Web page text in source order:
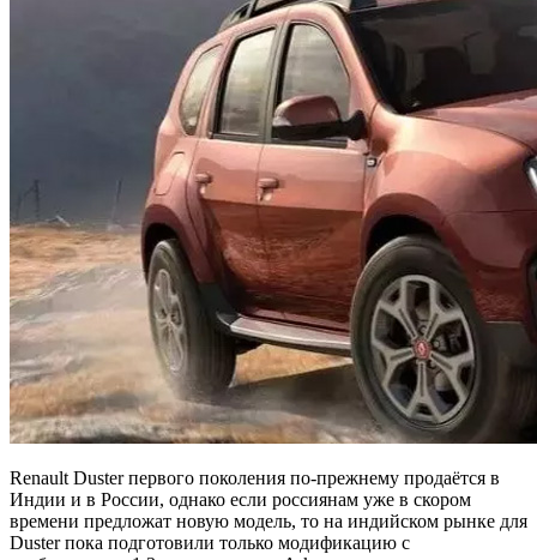
Renault Duster первого поколения по-прежнему продаётся в
Индии и в России, однако если россиянам уже в скором
времени предложат новую модель, то на индийском рынке для
Duster пока подготовили только модификацию с